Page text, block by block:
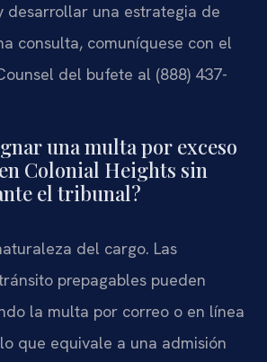
desarrollar una estrategia de
consulta, comuníquese con el
del bufete al (888) 437-
una multa por exceso
Colonial Heights sin
el tribunal?
del cargo. Las
prepagables pueden
la multa por correo o en línea
que equivale a una admisión